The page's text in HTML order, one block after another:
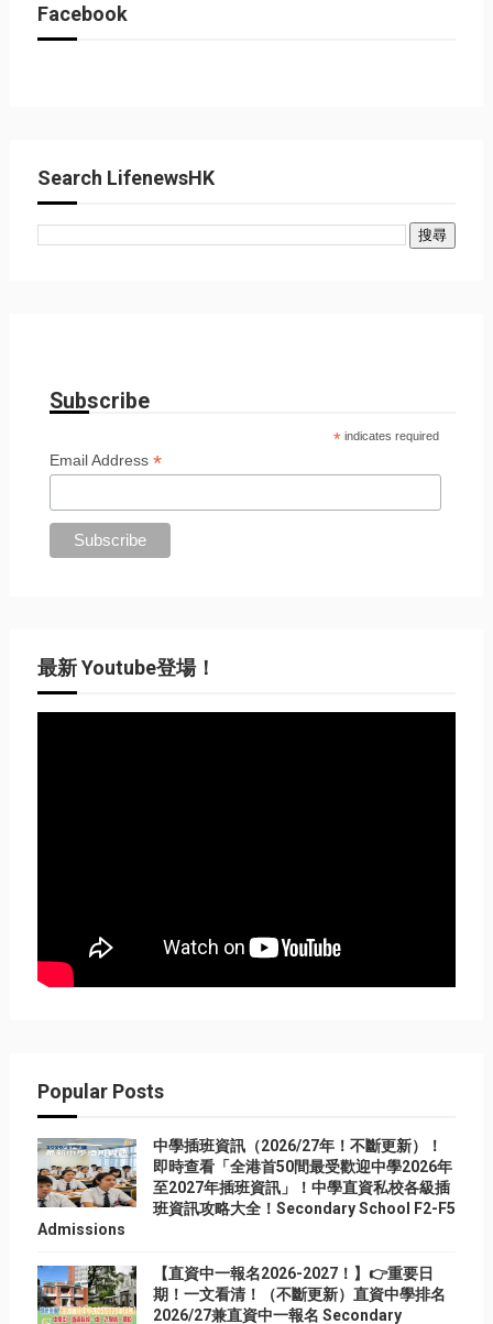
Facebook
Search LifenewsHK
Subscribe
* indicates required
Email Address*
最新 Youtube登場！
Popular Posts
中學插班資訊（2026/27年！不斷更新）！
即時查看「全港首50間最受歡迎中學2026年
至2027年插班資訊」！中學直資私校各級插
班資訊攻略大全！Secondary School F2-F5
Admissions
【直資中一報名2026-2027！】👉重要日
期！一文看清！（不斷更新）直資中學排名
2026/27兼直資中一報名 Secondary